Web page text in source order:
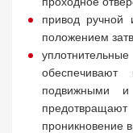
привод ручной
положением
обеспечивают
подвижными и
проникновение